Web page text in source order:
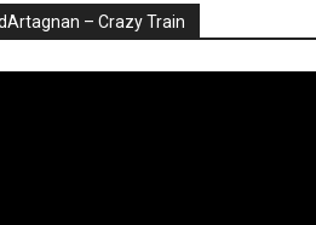
– Crazy Train